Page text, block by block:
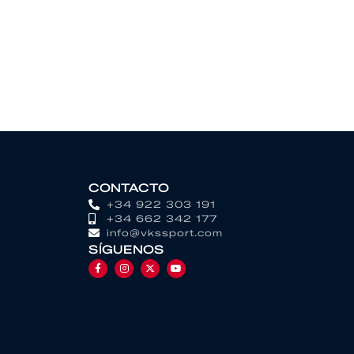
CONTACTO
+34 922 303 191
+34 662 342 177
info@vkssport.com
SÍGUENOS